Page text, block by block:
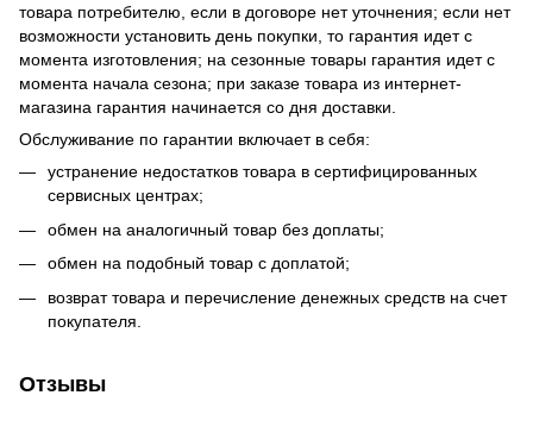
товара потребителю, если в договоре нет уточнения; если нет
возможности установить день покупки, то гарантия идет с
момента изготовления; на сезонные товары гарантия идет с
момента начала сезона; при заказе товара из интернет-
магазина гарантия начинается со дня доставки.
Обслуживание по гарантии включает в себя:
устранение недостатков товара в сертифицированных
сервисных центрах;
обмен на аналогичный товар без доплаты;
обмен на подобный товар с доплатой;
возврат товара и перечисление денежных средств на счет
покупателя.
Отзывы